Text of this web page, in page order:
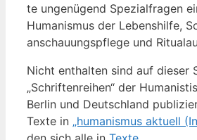
te unge­nü­gend Spe­zi­al­fra­gen
Huma­nis­mus der Lebens­hil­fe,
an­schau­ungs­pfle­ge und
Nicht ent­hal­ten sind auf die­ser
„Schrif­ten­rei­hen“ der
Ber­lin und Deutsch­land
Tex­te in „huma­nis­mus aktu­ell